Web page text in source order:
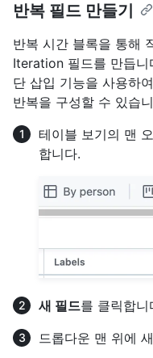
반복 필드 만들기
반복 시간 블록을 통해
Iteration 필드를 만듭니
단 삽입 기능을 사용하
반복을 구성할 수 있습
테이블 보기의 맨
합니다.
새 필드를 클릭합니
드롭다운 맨 위에